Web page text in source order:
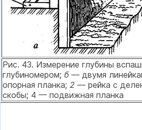
Рис. 43. Измерение глубины
глубиномером; б— двумя
опорная планка; 2 — рейка с
скобы; 4 — подвижная планка